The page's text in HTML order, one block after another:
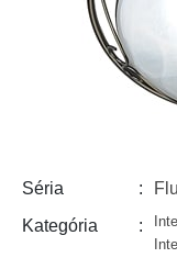
Séria
Kategória